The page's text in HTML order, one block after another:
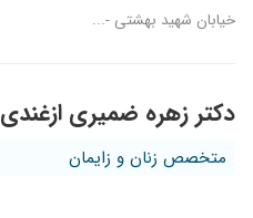
خیابان شهید بهشتی -...
دکتر زهره ضمیری ازغندی
متخصص زنان و زایمان